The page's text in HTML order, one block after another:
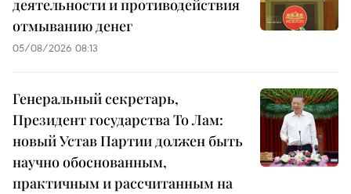
деятельности и противодействия
отмыванию денег
05/08/2026 08:13
Генеральный секретарь,
Президент государства То Лам:
новый Устав Партии должен быть
научно обоснованным,
практичным и рассчитанным на